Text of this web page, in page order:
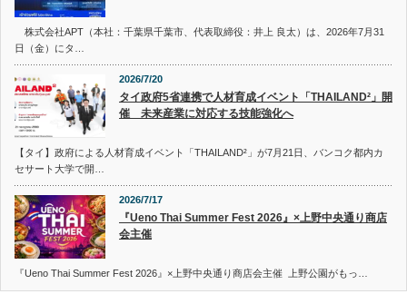
株式会社APT（本社：千葉県千葉市、代表取締役：井上 良太）は、2026年7月31
日（金）にタ…
2026/7/20
タイ政府5省連携で人材育成イベント「THAILAND²」開
催 未来産業に対応する技能強化へ
【タイ】政府による人材育成イベント「THAILAND²」が7月21日、バンコク都内カ
セサート大学で開…
2026/7/17
『Ueno Thai Summer Fest 2026』×上野中央通り商店
会主催
『Ueno Thai Summer Fest 2026』×上野中央通り商店会主催 上野公園がもっ…